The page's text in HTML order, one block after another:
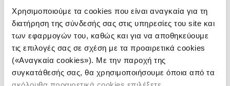
Χρησιμοποιούμε τα cookies που είναι αναγκαία για τη
διατήρηση της σύνδεσής σας στις υπηρεσίες του site και
των εφαρμογών του, καθώς και για να αποθηκεύουμε
τις επιλογές σας σε σχέση με τα προαιρετικά cookies
(«Αναγκαία cookies»). Με την παροχή της
συγκατάθεσής σας, θα χρησιμοποιήσουμε όποια από τα
Tο 2023 καταγράφηκαν παγκοσμίως 59 ένοπλες
συγκρούσεις -ο μεγαλύτερος αριθμός από το 1946,
σύμφωνα με έρευνα του Peace Research Institute Oslo
(PRIO), βασισμένη σε στοιχεία από το Πανεπιστήμιο
της Ουψάλα.